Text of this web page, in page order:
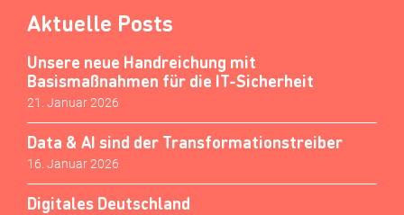
Aktuelle Posts
Unsere neue Handreichung mit
Basismaßnahmen für die IT-Sicherheit
21. Januar 2026
Data & AI sind der Transformationstreiber
16. Januar 2026
Digitales Deutschland